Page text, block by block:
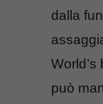
dalla
può